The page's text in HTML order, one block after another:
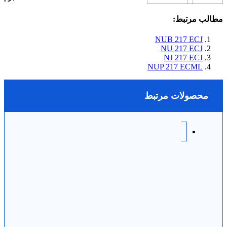
مطالب مرتبط:
NUB 217 ECJ
NU 217 ECJ
NJ 217 ECJ
NUP 217 ECML
محصولات مرتبط